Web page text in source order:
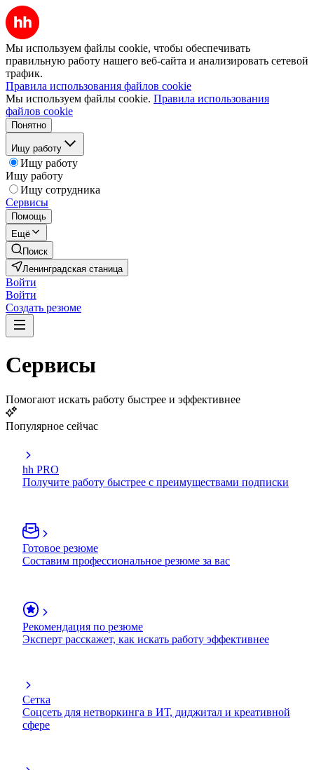
Мы используем файлы cookie, чтобы обеспечивать
правильную работу нашего веб-сайта и анализировать сетевой
трафик.
Правила использования файлов cookie
Мы используем файлы cookie. Правила использования
файлов cookie
Понятно
Ищу работу
Ищу работу
Ищу работу
Ищу сотрудника
Сервисы
Помощь
Ещё
Поиск
Ленинградская станица
Войти
Войти
Создать резюме
Сервисы
Помогают искать работу быстрее и эффективнее
Популярное сейчас
hh PRO
Получите работу быстрее с преимуществами подписки
Готовое резюме
Составим профессиональное резюме за вас
Рекомендация по резюме
Эксперт расскажет, как искать работу эффективнее
Сетка
Соцсеть для нетворкинга в ИТ, диджитал и креативной
сфере